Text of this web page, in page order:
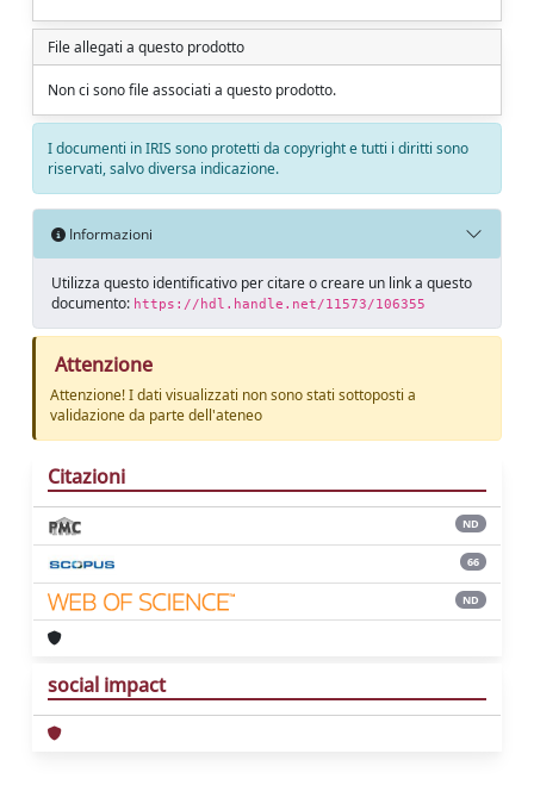
File allegati a questo prodotto
Non ci sono file associati a questo prodotto.
I documenti in IRIS sono protetti da copyright e tutti i diritti sono
riservati, salvo diversa indicazione.
Informazioni
Utilizza questo identificativo per citare o creare un link a questo
documento: https://hdl.handle.net/11573/106355
Attenzione
Attenzione! I dati visualizzati non sono stati sottoposti a
validazione da parte dell'ateneo
Citazioni
ND
66
ND
social impact